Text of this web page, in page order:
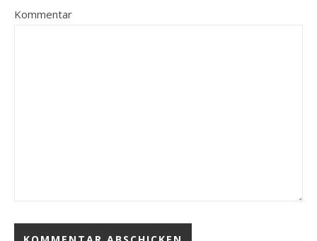
Kommentar